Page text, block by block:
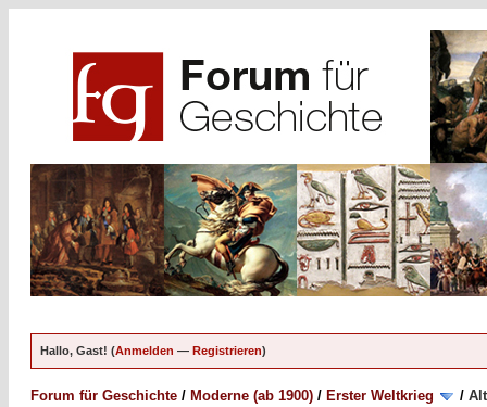
Hallo, Gast! (Anmelden — Registrieren)
Forum für Geschichte / Moderne (ab 1900) / Erster Weltkrieg /